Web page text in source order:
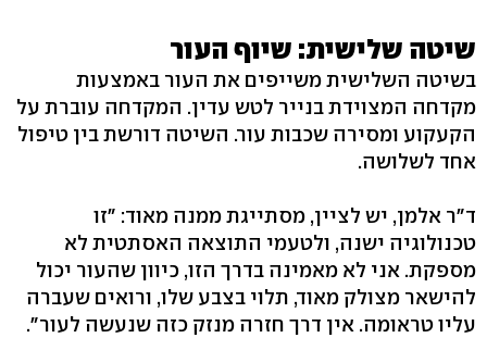
שיטה שלישית: שיוף העור
בשיטה השלישית משייפים את העור באמצעות
מקדחה המצוידת בנייר לטש עדין. המקדחה עוברת על
הקעקוע ומסירה שכבות עור. השיטה דורשת בין טיפול
אחד לשלושה.
ד"ר אלמן, יש לציין, מסתייגת ממנה מאוד: "זו
טכנולוגיה ישנה, ולטעמי התוצאה האסתטית לא
מספקת. אני לא מאמינה בדרך הזו, כיוון שהעור יכול
להישאר מצולק מאוד, תלוי בצבע שלו, ורואים שעברה
עליו טראומה. אין דרך חזרה מנזק כזה שנעשה לעור".